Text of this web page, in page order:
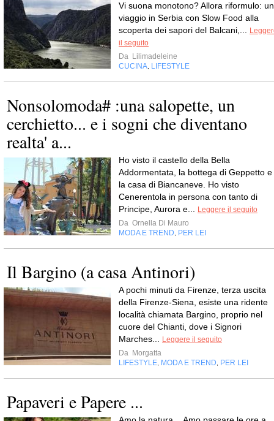
Vi suona monotono? Allora riformulo: un
viaggio in Serbia con Slow Food alla
scoperta dei sapori del Balcani,...
il seguito
Da Lilimadeleine
CUCINA, LIFESTYLE
Nonsolomoda# :una salopette, un
cerchietto... e i sogni che diventano
realta' a...
Ho visto il castello della Bella
Addormentata, la bottega di Geppetto e
la casa di Biancaneve. Ho visto
Cenerentola in persona con tanto di
Principe, Aurora e... Leggere il seguito
Da Ornella Di Mauro
MODA E TREND, PER LEI
Il Bargino (a casa Antinori)
A pochi minuti da Firenze, terza uscita
della Firenze-Siena, esiste una ridente
località chiamata Bargino, proprio nel
cuore del Chianti, dove i Signori
Marches... Leggere il seguito
Da Morgatta
LIFESTYLE, MODA E TREND, PER LEI
Papaveri e Papere ...